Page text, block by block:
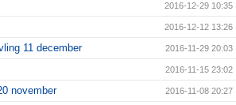
2016-12-29 10:35
2016-12-12 13:26
11 december 2016-11-29 20:03
2016-11-15 23:02
november 2016-11-08 20:27